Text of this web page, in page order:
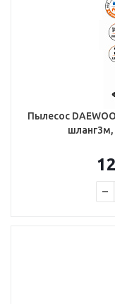
Пылесос
шланг3м,